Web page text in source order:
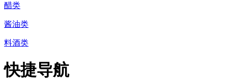
醋类
酱油类
料酒类
快捷导航